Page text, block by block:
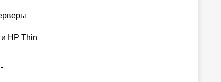
HP Thin